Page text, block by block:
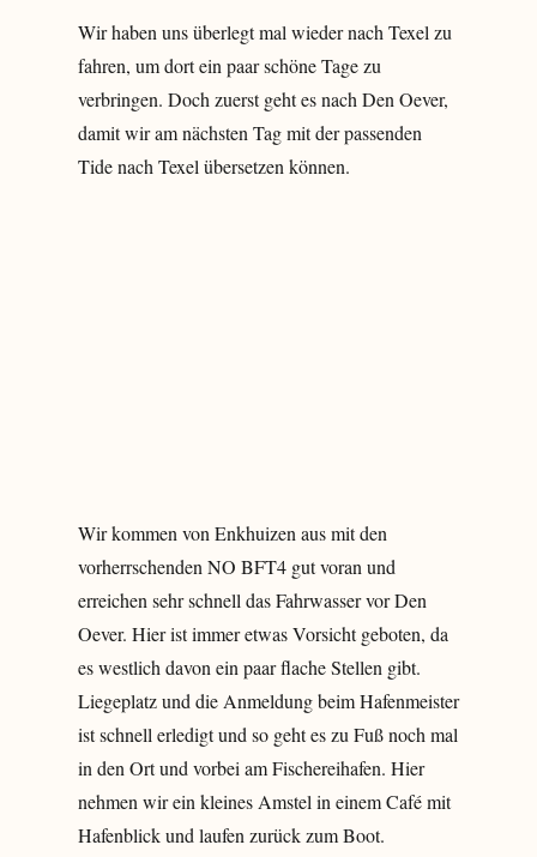
Wir haben uns überlegt mal wieder nach Texel zu
fahren, um dort ein paar schöne Tage zu
verbringen. Doch zuerst geht es nach Den Oever,
damit wir am nächsten Tag mit der passenden
Tide nach Texel übersetzen können.
Wir kommen von Enkhuizen aus mit den
vorherrschenden NO BFT4 gut voran und
erreichen sehr schnell das Fahrwasser vor Den
Oever. Hier ist immer etwas Vorsicht geboten, da
es westlich davon ein paar flache Stellen gibt.
Liegeplatz und die Anmeldung beim Hafenmeister
ist schnell erledigt und so geht es zu Fuß noch mal
in den Ort und vorbei am Fischereihafen. Hier
nehmen wir ein kleines Amstel in einem Café mit
Hafenblick und laufen zurück zum Boot.